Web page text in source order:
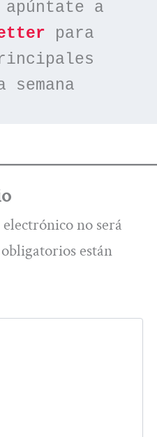
apúntate a
para
no será
están